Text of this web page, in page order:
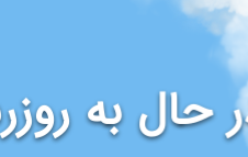
حال به